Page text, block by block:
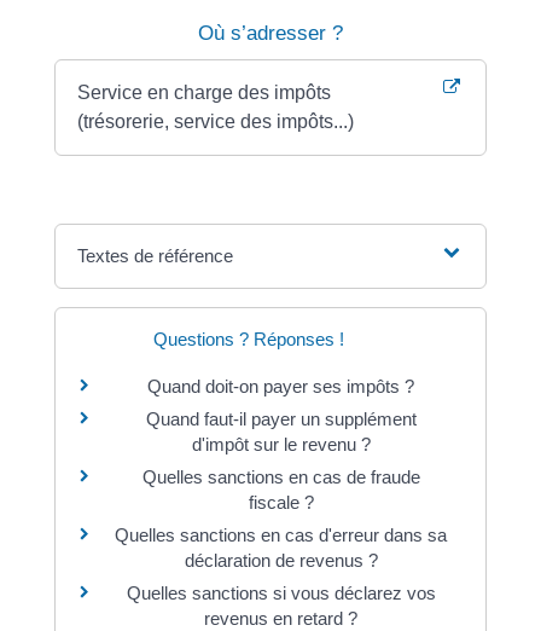
Où s’adresser ?
Service en charge des impôts
(trésorerie, service des impôts...)
Textes de référence
Questions ? Réponses !
Quand doit-on payer ses impôts ?
Quand faut-il payer un supplément
d'impôt sur le revenu ?
Quelles sanctions en cas de fraude
fiscale ?
Quelles sanctions en cas d'erreur dans sa
déclaration de revenus ?
Quelles sanctions si vous déclarez vos
revenus en retard ?